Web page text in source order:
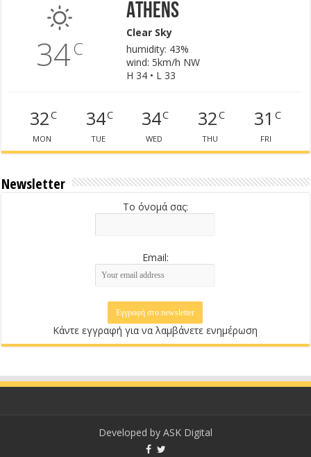
34C
Athens
Clear Sky
humidity: 43%
wind: 5km/h NW
H 34 • L 33
32C
MON
34C
TUE
34C
WED
32C
THU
31 C
FRI
Newsletter
Το όνομά σας:
Email:
Κάντε εγγραφή για να λαμβάνετε ενημέρωση
Developed by ASK Digital